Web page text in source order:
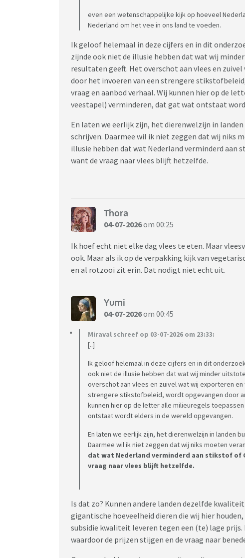
even een wetenschappelijke kijk op hoeveel
Nederland om het vee in ons land te voeden.
Ik geloof helemaal in deze cijfers en in dit
zijnde ook niet de illusie hebben dat wat wij
resultaten geeft. Het overschot aan vlees en
door het invoeren van een strengere
vraag en aanbod verhaal. Wij kunnen hier op de
veestapel) verminderen, dat gat wat ontstaat
En laten we eerlijk zijn, het dierenwelzijn in
schrijven. Daarmee wil ik niet zeggen dat wij niks
illusie hebben dat wat Nederland verminderd aan
want de vraag naar vlees blijft hetzelfde.
Thora
04-07-2026om 00:25
Ik hoef echt niet elke dag vlees te eten. Maar
ook. Maar als ik op de verpakking kijk van
en al rotzooi zit erin. Dat nodigt niet echt uit.
Yumi
04-07-2026om 00:45
Miraval schreef op 03-07-2026 om 23:33:
[..]
Ik geloof helemaal in deze cijfers en in dit
ook niet de illusie hebben dat wat wij minder
overschot aan vlees en zuivel wat wij exporteren
strengere stikstofbeleid, wordt opgevangen door
kunnen hier op de letter alle milieuregels
ontstaat wordt elders in de wereld opgevangen.
En laten we eerlijk zijn, het dierenwelzijn in landen
Daarmee wil ik niet zeggen dat wij niks moeten
dat wat Nederland verminderd aan stikstof of
vraag naar vlees blijft hetzelfde.
Is dat zo? Kunnen andere landen dezelfde
gigantische hoeveelheid dieren die wij hier
subsidie kwaliteit leveren tegen een (te) lage
waardoor de prijzen stijgen en de vraag naar